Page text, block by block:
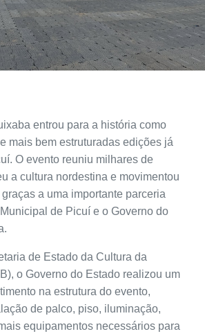
entrou para a história como
mais bem estruturadas edições já
O evento reuniu milhares de
a cultura nordestina e movimentou
a uma importante parceria
de Picuí e o Governo do
de Estado da Cultura da
o Governo do Estado realizou um
na estrutura do evento,
de palco, piso, iluminação,
equipamentos necessários para